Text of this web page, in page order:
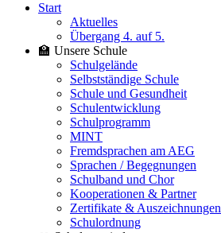
Start
Aktuelles
Übergang 4. auf 5.
🏫 Unsere Schule
Schulgelände
Selbstständige Schule
Schule und Gesundheit
Schulentwicklung
Schulprogramm
MINT
Fremdsprachen am AEG
Sprachen / Begegnungen
Schulband und Chor
Kooperationen & Partner
Zertifikate & Auszeichnungen
Schulordnung